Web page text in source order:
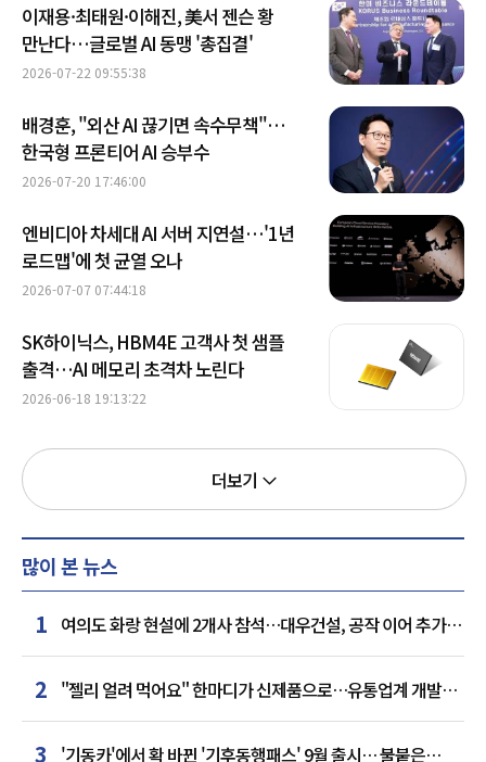
이재용·최태원·이해진, 美서 젠슨 황
만난다…글로벌 AI 동맹 '총집결'
2026-07-22 09:55:38
배경훈, "외산 AI 끊기면 속수무책"…
한국형 프론티어 AI 승부수
2026-07-20 17:46:00
엔비디아 차세대 AI 서버 지연설…'1년
로드맵'에 첫 균열 오나
2026-07-07 07:44:18
SK하이닉스, HBM4E 고객사 첫 샘플
출격…AI 메모리 초격차 노린다
2026-06-18 19:13:22
더보기
많이 본 뉴스
1 여의도 화랑 현설에 2개사 참석…대우건설, 공작 이어 추가
거점 확보하나
2 "젤리 얼려 먹어요" 한마디가 신제품으로…유통업계 개발실
된 SNS
3
'기동카'에서 확 바뀐 '기후동행패스' 9월 출시… 불붙은